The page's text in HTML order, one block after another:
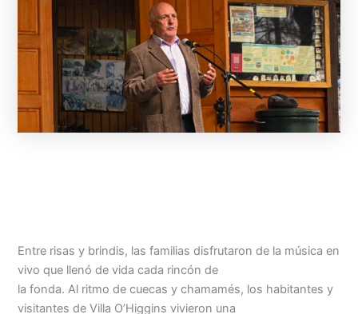
Entre risas y brindis, las familias disfrutaron de la música en
vivo que llenó de vida cada rincón de
la fonda. Al ritmo de cuecas y chamamés, los habitantes y
visitantes de Villa O’Higgins vivieron una